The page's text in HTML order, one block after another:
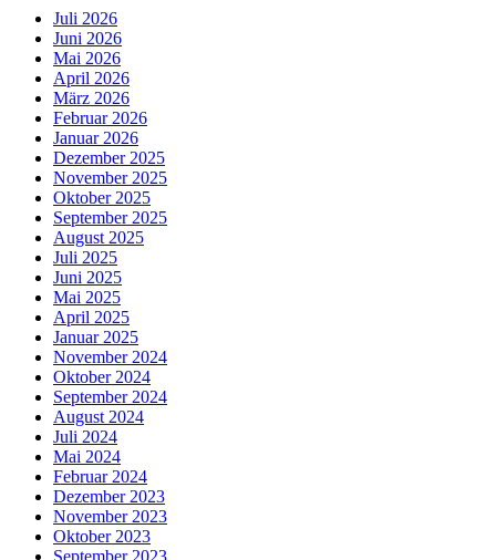
Juli 2026
Juni 2026
Mai 2026
April 2026
März 2026
Februar 2026
Januar 2026
Dezember 2025
November 2025
Oktober 2025
September 2025
August 2025
Juli 2025
Juni 2025
Mai 2025
April 2025
Januar 2025
November 2024
Oktober 2024
September 2024
August 2024
Juli 2024
Mai 2024
Februar 2024
Dezember 2023
November 2023
Oktober 2023
September 2023